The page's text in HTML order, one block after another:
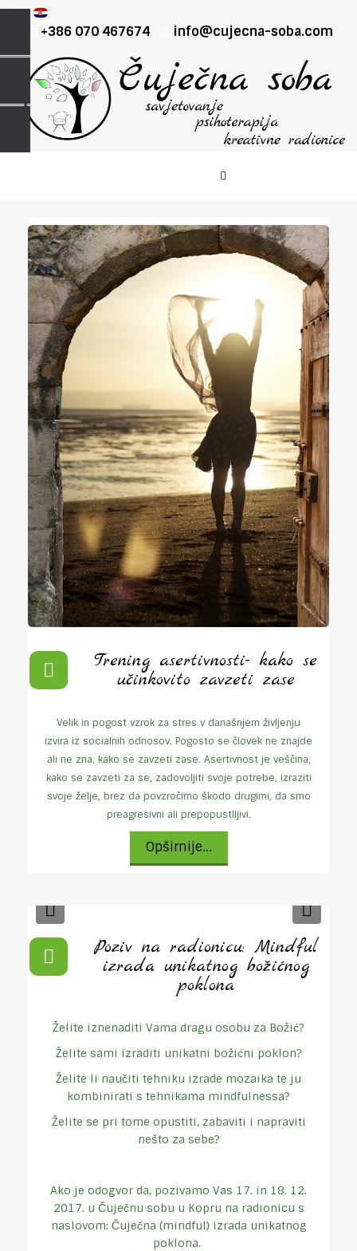
+386 070 467674 info@cujecna-soba.com
Trening asertivnosti- kako se
učinkovito zavzeti zase
Velik in pogost vzrok za stres v današnjem življenju
izvira iz socialnih odnosov. Pogosto se človek ne znajde
ali ne zna, kako se zavzeti zase. Asertivnost je veščina,
kako se zavzeti za se, zadovoljiti svoje potrebe, izraziti
svoje želje, brez da povzročimo škodo drugimi, da smo
preagresivni ali prepopustlljivi.
Opširnije...
Previous Next
Poziv na radionicu: Mindful
izrada unikatnog božićnog
poklona
Želite iznenaditi Vama dragu osobu za Božić?
Želite sami izraditi unikatni božićni poklon?
Želite li naučiti tehniku izrade mozaika te ju
kombinirati s tehnikama mindfulnessa?
Želite se pri tome opustiti, zabaviti i napraviti
nešto za sebe?
Ako je odogvor da, pozivamo Vas 17. in 18. 12.
2017. u Čuječnu sobu u Kopru na radionicu s
naslovom: Čuječna (mindful) izrada unikatnog
poklona.